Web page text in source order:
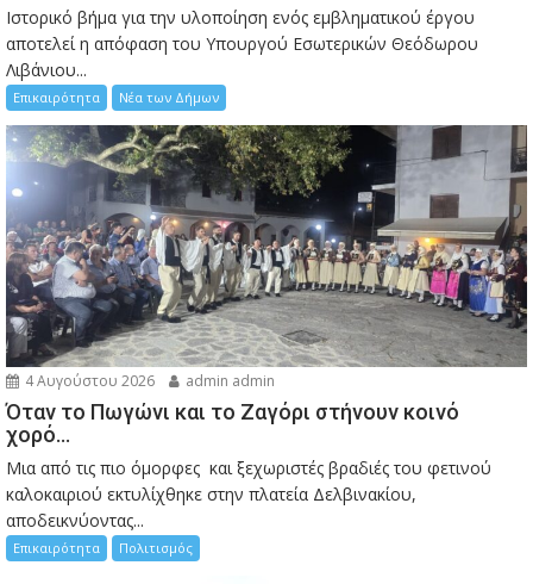
Ιστορικό βήμα για την υλοποίηση ενός εμβληματικού έργου
αποτελεί η απόφαση του Υπουργού Εσωτερικών Θεόδωρου
Λιβάνιου...
Επικαιρότητα Νέα των Δήμων
4 Αυγούστου 2026 admin admin
Όταν το Πωγώνι και το Ζαγόρι στήνουν κοινό
χορό…
Μια από τις πιο όμορφες και ξεχωριστές βραδιές του φετινού
καλοκαιριού εκτυλίχθηκε στην πλατεία Δελβινακίου,
αποδεικνύοντας...
Επικαιρότητα Πολιτισμός